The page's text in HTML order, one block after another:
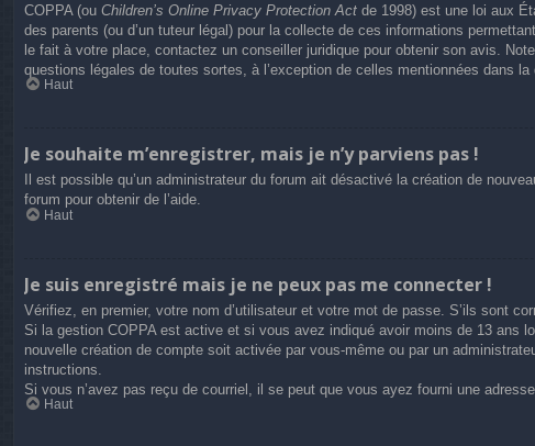
COPPA (ou Children’s Online Privacy Protection Act de 1998) est une loi aux
des parents (ou d’un tuteur légal) pour la collecte de ces informations
le fait à votre place, contactez un conseiller juridique pour obtenir son avis.
questions légales de toutes sortes, à l’exception de celles mentionnées dans
Haut
Je souhaite m’enregistrer, mais je n’y parviens pas !
Il est possible qu’un administrateur du forum ait désactivé la création de
forum pour obtenir de l’aide.
Haut
Je suis enregistré mais je ne peux pas me connecter !
Vérifiez, en premier, votre nom d’utilisateur et votre mot de passe. S’ils sont
Si la gestion COPPA est active et si vous avez indiqué avoir moins de 13 ans
nouvelle création de compte soit activée par vous-même ou par un
instructions.
Si vous n’avez pas reçu de courriel, il se peut que vous ayez fourni une
Haut